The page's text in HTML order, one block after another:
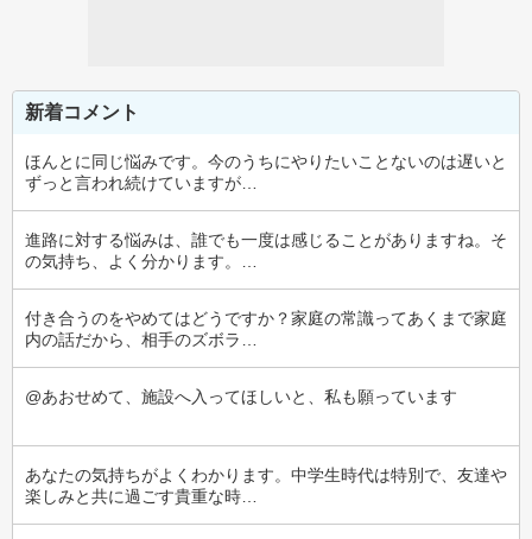
新着コメント
ほんとに同じ悩みです。今のうちにやりたいことないのは遅いと
ずっと言われ続けていますが…
進路に対する悩みは、誰でも一度は感じることがありますね。そ
の気持ち、よく分かります。…
付き合うのをやめてはどうですか？家庭の常識ってあくまで家庭
内の話だから、相手のズボラ…
@あおせめて、施設へ入ってほしいと、私も願っています
あなたの気持ちがよくわかります。中学生時代は特別で、友達や
楽しみと共に過ごす貴重な時…